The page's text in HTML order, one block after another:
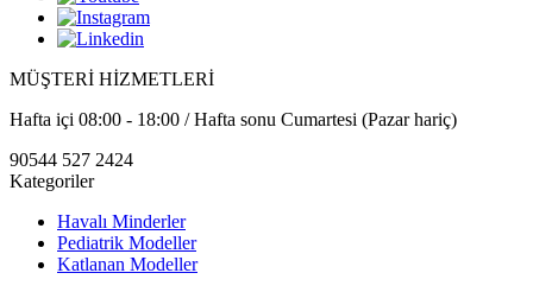
MÜŞTERİ HİZMETLERİ
Hafta içi 08:00 - 18:00 / Hafta sonu Cumartesi (Pazar hariç)
90544 527 2424
Kategoriler
Havalı Minderler
Pediatrik Modeller
Katlanan Modeller